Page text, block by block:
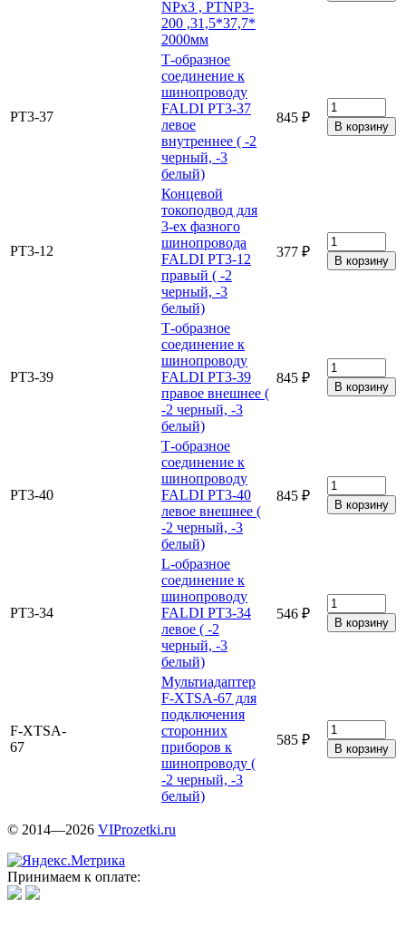
NPx3 , PTNP3-
200 ,31,5*37,7*
2000мм
PT3-37
Т-образное
соединение к
шинопроводу
FALDI PT3-37
левое
внутреннее ( -2
черный, -3
белый)
845 ₽
PT3-12
Концевой
токоподвод для
3-ех фазного
шинопровода
FALDI PT3-12
правый ( -2
черный, -3
белый)
377 ₽
PT3-39
Т-образное
соединение к
шинопроводу
FALDI PT3-39
правое внешнее (
-2 черный, -3
белый)
845 ₽
PT3-40
Т-образное
соединение к
шинопроводу
FALDI PT3-40
левое внешнее (
-2 черный, -3
белый)
845 ₽
PT3-34
L-образное
соединение к
шинопроводу
FALDI PT3-34
левое ( -2
черный, -3
белый)
546 ₽
F-XTSA-
67
Мультиадаптер
F-XTSA-67 для
подключения
сторонних
приборов к
шинопроводу (
-2 черный, -3
белый)
585 ₽
© 2014—2026 VIProzetki.ru
Принимаем к оплате: